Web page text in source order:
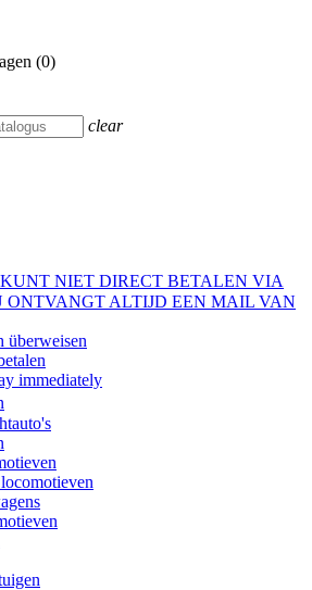
(0)
clear
NIET DIRECT BETALEN VIA
ONTVANGT ALTIJD EEN MAIL VAN
überweisen
immediately